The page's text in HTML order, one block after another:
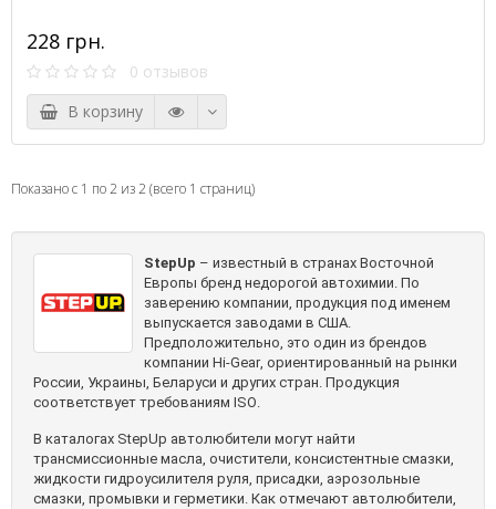
228 грн.
0 отзывов
В корзину
Показано с 1 по 2 из 2 (всего 1 страниц)
StepUp – известный в странах Восточной
Европы бренд недорогой автохимии. По
заверению компании, продукция под именем
выпускается заводами в США.
Предположительно, это один из брендов
компании Hi-Gear, ориентированный на рынки
России, Украины, Беларуси и других стран. Продукция
соответствует требованиям ISO.
В каталогах StepUp автолюбители могут найти
трансмиссионные масла, очистители, консистентные смазки,
жидкости гидроусилителя руля, присадки, аэрозольные
смазки, промывки и герметики. Как отмечают автолюбители,